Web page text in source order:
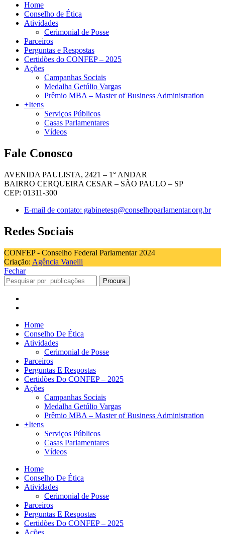
Home
Conselho de Ética
Atividades
Cerimonial de Posse
Parceiros
Perguntas e Respostas
Certidões do CONFEP – 2025
Ações
Campanhas Sociais
Medalha Getúlio Vargas
Prêmio MBA – Master of Business Administration
+Itens
Serviços Públicos
Casas Parlamentares
Vídeos
Fale Conosco
AVENIDA PAULISTA, 2421 – 1° ANDAR
BAIRRO CERQUEIRA CESAR – SÃO PAULO – SP
CEP: 01311-300
E-mail de contato: gabinetesp@conselhoparlamentar.org.br
Redes Sociais
CONFEP - Conselho Federal Parlamentar 2024
Criação: Agência Vanelli
Fechar
Procura
Home
Conselho De Ética
Atividades
Cerimonial de Posse
Parceiros
Perguntas E Respostas
Certidões Do CONFEP – 2025
Ações
Campanhas Sociais
Medalha Getúlio Vargas
Prêmio MBA – Master of Business Administration
+Itens
Serviços Públicos
Casas Parlamentares
Vídeos
Home
Conselho De Ética
Atividades
Cerimonial de Posse
Parceiros
Perguntas E Respostas
Certidões Do CONFEP – 2025
Ações